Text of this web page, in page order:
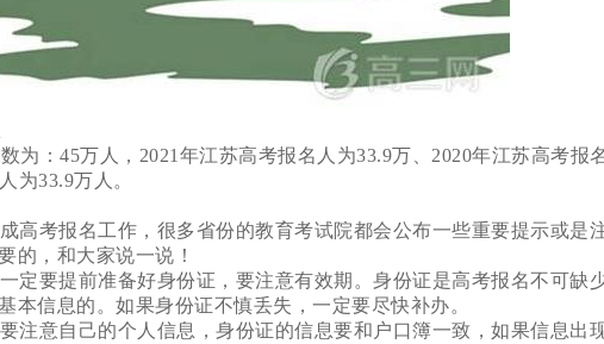
为：45万人，2021年江苏高考报名人为33.9万、2020年江苏高考报
为33.9万人。
考报名工作，很多省份的教育考试院都会公布一些重要提示或是注
的，和大家说一说！
要提前准备好身份证，要注意有效期。身份证是高考报名不可缺
本信息的。如果身份证不慎丢失，一定要尽快补办。
注意自己的个人信息，身份证的信息要和户口簿一致，如果信息出